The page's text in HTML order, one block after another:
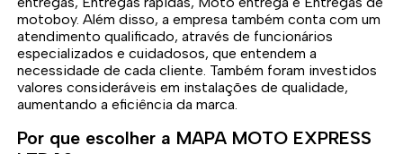
motoboy. Além disso, a empresa também conta com um
atendimento qualificado, através de funcionários
especializados e cuidadosos, que entendem a
necessidade de cada cliente. Também foram investidos
valores consideráveis em instalações de qualidade,
aumentando a eficiência da marca.
Por que escolher a MAPA MOTO EXPRESS